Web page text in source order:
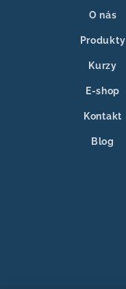
O nás
Produkty
Kurzy
E-shop
Kontakt
Blog